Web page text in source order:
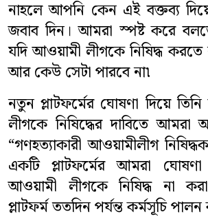
নাহলে আপনি কেন এই বক্তব্য
জবাব দিন। আমরা স্পষ্ট করে
যদি আওয়ামী লীগকে নিষিদ্ধ করতে
আর কেউ সেটা পারবে না৷
নতুন প্লাটফর্মের ঘোষণা দিয়ে
লীগকে নিষিদ্ধের দাবিতে
“গণহত্যাকারী আওয়ামীলীগ
একটি প্লাটফর্মের আমরা
আওয়ামী লীগকে নিষিদ্ধ না
প্লাটফর্ম ততদিন পর্যন্ত কর্মসূচি